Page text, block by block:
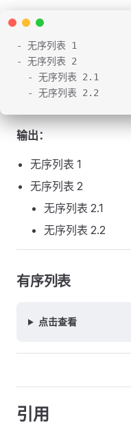
- 无序列表 1
- 无序列表 2
  - 无序列表 2.1
  - 无序列表 2.2
输出：
无序列表 1
无序列表 2
无序列表 2.1
无序列表 2.2
有序列表
点击查看
引用